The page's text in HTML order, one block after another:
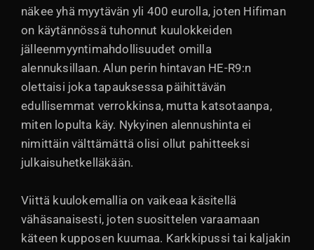
näkee yhä myytävän yli 400 eurolla, joten Hifiman
on käytännössä tuhonnut kuulokkeiden
jälleenmyyntimahdollisuudet omilla
alennuksillaan. Alun perin hintavan HE-R9:n
olettaisi joka tapauksessa päihittävän
edullisemmat verrokkinsa, mutta katsotaanpa,
miten lopulta käy. Nykyinen alennushinta ei
nimittäin välttämättä olisi ollut pahitteeksi
julkaisuhetkelläkään.
Viittä kuulokemallia on vaikeaa käsitellä
vähäsanaisesti, joten suosittelen varaamaan
käteen kupposen kuumaa. Karkkipussi tai kaljakin